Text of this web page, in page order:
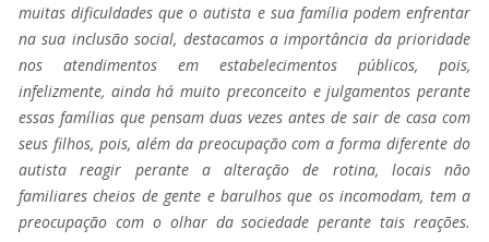
muitas dificuldades que o autista e sua família podem enfrentar
na sua inclusão social, destacamos a importância da prioridade
nos atendimentos em estabelecimentos públicos, pois,
infelizmente, ainda há muito preconceito e julgamentos perante
essas famílias que pensam duas vezes antes de sair de casa com
seus filhos, pois, além da preocupação com a forma diferente do
autista reagir perante a alteração de rotina, locais não
familiares cheios de gente e barulhos que os incomodam, tem a
preocupação com o olhar da sociedade perante tais reações.